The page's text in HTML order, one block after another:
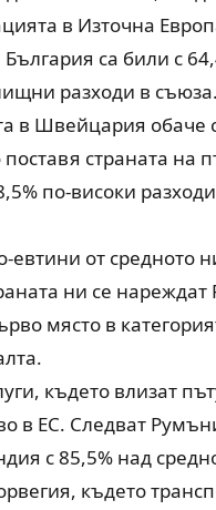
в Източна
са били с
разходи в
в Швейцария обаче
страната на
по-високи
от средното
ни се
място в
където влизат
в ЕС. Следват
с 85,5% над
където